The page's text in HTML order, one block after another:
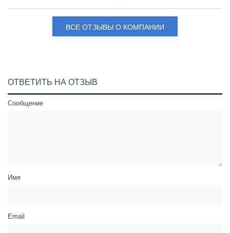
ВСЕ ОТЗЫВЫ О КОМПАНИИ
ОТВЕТИТЬ НА ОТЗЫВ
Сообщение
Имя
Email